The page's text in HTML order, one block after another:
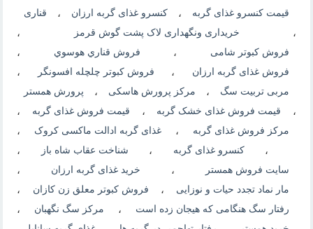
قیمت کنسرو غذای گربه ، کنسرو غذای گربه ارزان ، قناری
، خریداری ونگهداری لاک پشت گوش قرمز ،
فروش کبوتر شامی ، فروش قناري هوسوي ،
فروش غذای گربه ارزان ، فروش کبوتر چلچله افسونگر ،
مربی تربیت سگ ، مرکز پرورش هاسکی ، پرورش همستر
، قیمت فروش غذای خشک گربه ، قیمت فروش غذای گربه ،
مرکز فروش غذای گربه ، غذای گربه ادالت ماکسی کروک
،
،
کنسرو غذای گربه ، شناخت عقاب شاه باز ،
سایت فروش همستر ، خرید غذای گربه ارزان ،
مار نماد تجدد حیات و نوزایی ، فروش کبوتر معلق زن کازان ،
رفتار سگ هنگامی که هیجان زده است ، مرکز سگ نگهبان ،